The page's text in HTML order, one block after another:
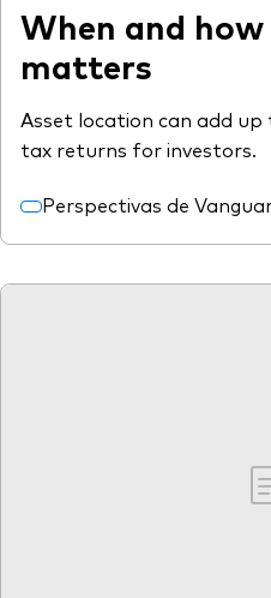
When and
matters
Asset location can add
tax returns for investors.
Perspectivas de